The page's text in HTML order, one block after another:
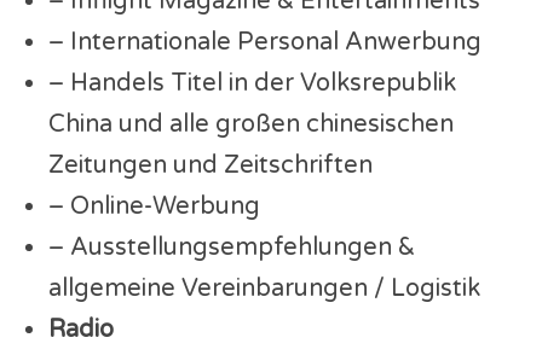
– Internationale Personal Anwerbung
– Handels Titel in der Volksrepublik
China und alle großen chinesischen
Zeitungen und Zeitschriften
– Online-Werbung
– Ausstellungsempfehlungen &
allgemeine Vereinbarungen / Logistik
Radio